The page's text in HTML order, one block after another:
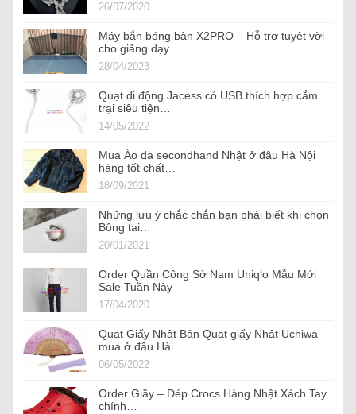
26/07/2020
Máy bắn bóng bàn X2PRO – Hỗ trợ tuyệt vời
cho giảng dạy…
28/04/2023
Quạt di động Jacess có USB thích hợp cắm
trại siêu tiện…
14/05/2022
Mua Áo da secondhand Nhật ở đâu Hà Nội
hàng tốt chất…
18/09/2021
Những lưu ý chắc chắn bạn phải biết khi chọn
Bông tai…
20/01/2021
Order Quần Công Sở Nam Uniqlo Mẫu Mới
Sale Tuần Này
17/04/2020
Quạt Giấy Nhật Bản Quạt giấy Nhật Uchiwa
mua ở đâu Hà…
06/05/2022
Order Giầy – Dép Crocs Hàng Nhật Xách Tay
chính…